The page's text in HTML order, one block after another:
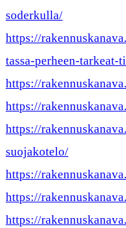
soderkulla/
https://
tassa-perheen-tarkeat-
https://
https://
https://
suojakotelo/
https://
https://
https://